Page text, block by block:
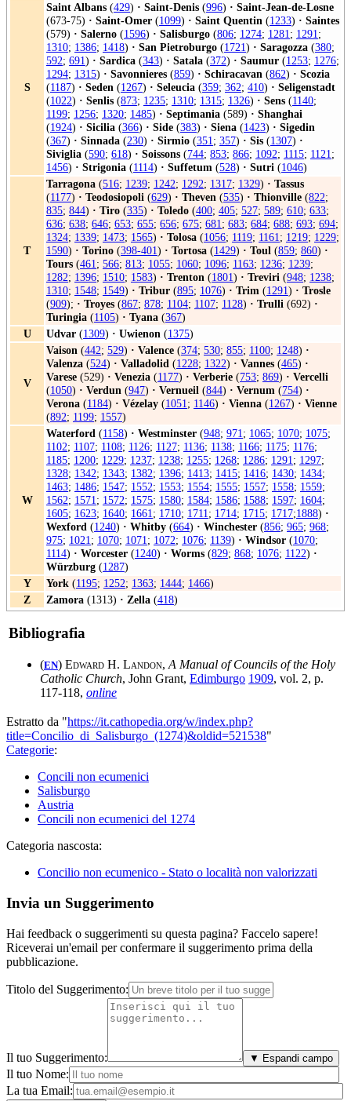
S
Saint Albans (429) · Saint-Denis (996) · Saint-Jean-de-Losne
(673-75) · Saint-Omer (1099) · Saint Quentin (1233) · Saintes
(579) · Salerno (1596) · Salisburgo (806; 1274; 1281; 1291;
1310; 1386; 1418) · San Pietroburgo (1721) · Saragozza (380;
592; 691) · Sardica (343) · Satala (372) · Saumur (1253; 1276;
1294; 1315) · Savonnieres (859) · Schiracavan (862) · Scozia
(1187) · Seden (1267) · Seleucia (359; 362; 410) · Seligenstadt
(1022) · Senlis (873; 1235; 1310; 1315; 1326) · Sens (1140;
1199; 1256; 1320; 1485) · Septimania (589) · Shanghai
(1924) · Sicilia (366) · Side (383) · Siena (1423) · Sigedin
(367) · Sinnada (230) · Sirmio (351; 357) · Sis (1307) ·
Siviglia (590; 618) · Soissons (744; 853; 866; 1092; 1115; 1121;
1456) · Strigonia (1114) · Suffetum (528) · Sutri (1046)
T
Tarragona (516; 1239; 1242; 1292; 1317; 1329) · Tassus
(1177) · Teodosiopoli (629) · Theven (535) · Thionville (822;
835; 844) · Tiro (335) · Toledo (400; 405; 527; 589; 610; 633;
636; 638; 646; 653; 655; 656; 675; 681; 683; 684; 688; 693; 694;
1324; 1339; 1473; 1565) · Tolosa (1056; 1119; 1161; 1219; 1229;
1590) · Torino (398-401) · Tortosa (1429) · Toul (859; 860) ·
Tours (461; 566; 813; 1055; 1060; 1096; 1163; 1236; 1239;
1282; 1396; 1510; 1583) · Trenton (1801) · Treviri (948; 1238;
1310; 1548; 1549) · Tribur (895; 1076) · Trim (1291) · Trosle
(909); · Troyes (867; 878; 1104; 1107; 1128) · Trulli (692) ·
Turingia (1105) · Tyana (367)
U
Udvar (1309) · Uwienon (1375)
V
Vaison (442; 529) · Valence (374; 530; 855; 1100; 1248) ·
Valenza (524) · Valladolid (1228; 1322) · Vannes (465) ·
Varese (529) · Venezia (1177) · Verberie (753; 869) · Vercelli
(1050) · Verdun (947) · Vernueil (844) · Vernum (754) ·
Verona (1184) · Vézelay (1051; 1146) · Vienna (1267) · Vienne
(892; 1199; 1557)
W
Waterford (1158) · Westminster (948; 971; 1065; 1070; 1075;
1102; 1107; 1108; 1126; 1127; 1136; 1138; 1166; 1175; 1176;
1185; 1200; 1229; 1237; 1238; 1255; 1268; 1286; 1291; 1297;
1328; 1342; 1343; 1382; 1396; 1413; 1415; 1416; 1430; 1434;
1463; 1486; 1547; 1552; 1553; 1554; 1555; 1557; 1558; 1559;
1562; 1571; 1572; 1575; 1580; 1584; 1586; 1588; 1597; 1604;
1605; 1623; 1640; 1661; 1710; 1711; 1714; 1715; 1717;1888) ·
Wexford (1240) · Whitby (664) · Winchester (856; 965; 968;
975; 1021; 1070; 1071; 1072; 1076; 1139) · Windsor (1070;
1114) · Worcester (1240) · Worms (829; 868; 1076; 1122) ·
Würzburg (1287)
Y
York (1195; 1252; 1363; 1444; 1466)
Z
Zamora (1313) · Zella (418)
Bibliografia
(EN) Edward H. Landon,A Manual of Councils of the Holy
Catholic Church, John Grant, Edimburgo 1909, vol. 2, p.
117-118, online
Estratto da "https://it.cathopedia.org/w/index.php?
title=Concilio_di_Salisburgo_(1274)&oldid=521538"
Categorie:
Concili non ecumenici
Salisburgo
Austria
Concili non ecumenici del 1274
Categoria nascosta:
Concilio non ecumenico - Stato o località non valorizzati
Invia un Suggerimento
Hai feedback o suggerimenti su questa pagina? Faccelo sapere!
Riceverai un'email per confermare il suggerimento prima della
pubblicazione.
Titolo del Suggerimento:
Il tuo Suggerimento: ▼ Espandi campo
Il tuo Nome:
La tua Email: